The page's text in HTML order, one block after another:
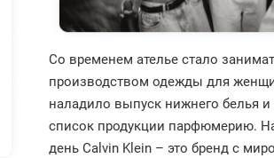
Со временем ателье стало
производством одежды для
наладило выпуск нижнего белья
список продукции парфюмерию.
день Calvin Klein – это бренд с